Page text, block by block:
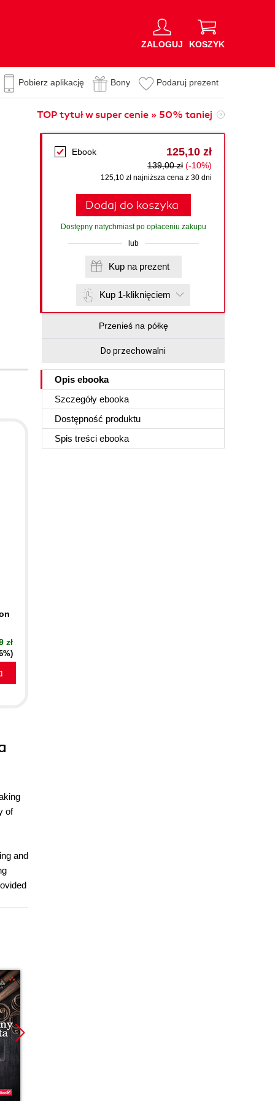
ZALOGUJ KOSZYK
Pobierz aplikację Bony Podaruj prezent
TOP tytuł w super cenie » 50% taniej
Ebook 125,10 zł
139,00 zł (-10%)
125,10 zł najniższa cena z 30 dni
Dodaj do koszyka
Dostępny natychmiast po opłaceniu zakupu
lub
Kup na prezent
Kup 1-kliknięciem
Przenieś na półkę
Do przechowalni
Opis ebooka
Szczegóły ebooka
Dostępność produktu
Spis treści ebooka
zł
of
and